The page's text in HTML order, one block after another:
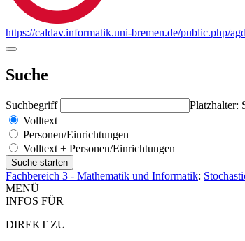
https://caldav.informatik.uni-bremen.de/public.php/
Suche
Suchbegriff
Platzhalter:
Volltext
Personen/Einrichtungen
Volltext + Personen/Einrichtungen
Fachbereich 3 - Mathematik und Informatik:
MENÜ
INFOS FÜR
DIREKT ZU